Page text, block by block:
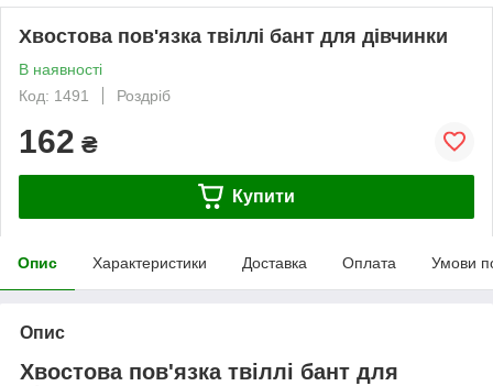
Хвостова пов'язка твіллі бант для дівчинки
В наявності
Код: 1491
Роздріб
162 ₴
Купити
Опис Характеристики Доставка Оплата Умови
Опис
Хвостова пов'язка твіллі бант для